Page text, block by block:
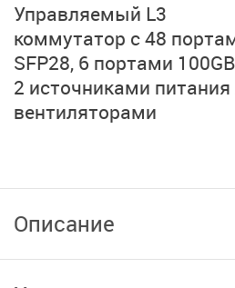
Управляемый L3
коммутатор с 48
SFP28, 6 портами
2 источниками питания
вентиляторами
Описание